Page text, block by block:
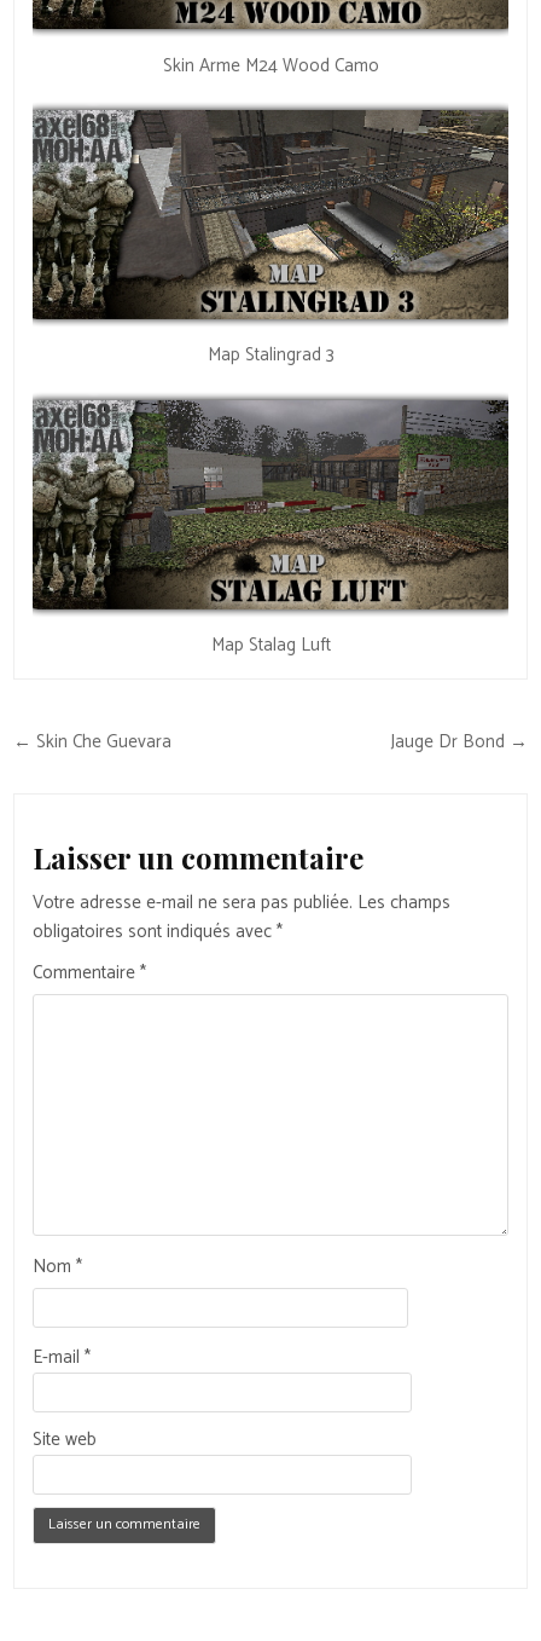
Skin Arme M24 Wood Camo
Map Stalingrad 3
Map Stalag Luft
Navigation
← Skin Che Guevara Jauge Dr Bond →
Laisser un commentaire
Votre adresse e-mail ne sera pas publiée. Les champs
obligatoires sont indiqués avec*
Commentaire*
Nom*
E-mail*
Site web